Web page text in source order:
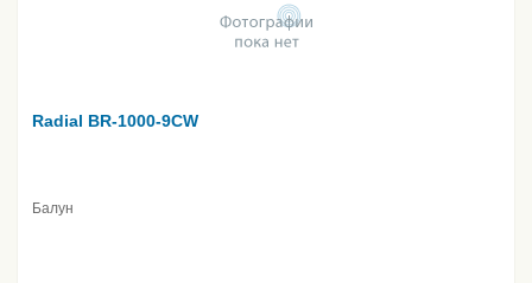
Radial BR-1000-9CW
Балун